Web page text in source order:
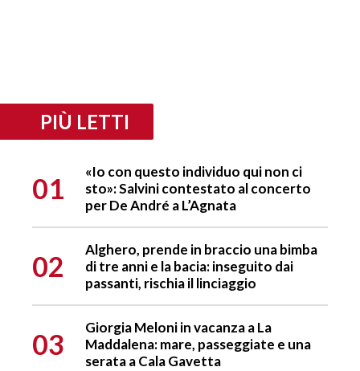
PIÙ LETTI
01
«Io con questo individuo qui non ci
sto»: Salvini contestato al concerto
per De André a L’Agnata
02
Alghero, prende in braccio una bimba
di tre anni e la bacia: inseguito dai
passanti, rischia il linciaggio
03
Giorgia Meloni in vacanza a La
Maddalena: mare, passeggiate e una
serata a Cala Gavetta